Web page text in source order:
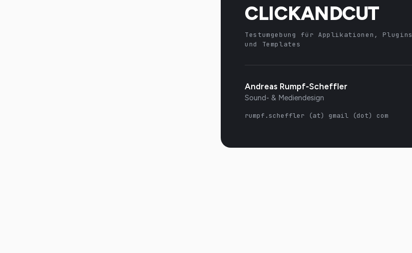
CLICKANDCUT
Testumgebung für Applikationen, Plugins
und Templates
Andreas Rumpf-Scheffler
Sound- & Mediendesign
rumpf.scheffler (at) gmail (dot) com